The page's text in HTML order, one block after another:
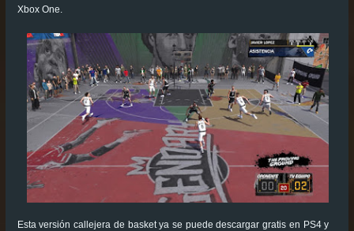
Xbox One.
Esta versión callejera de basket ya se puede descargar gratis en PS4 y